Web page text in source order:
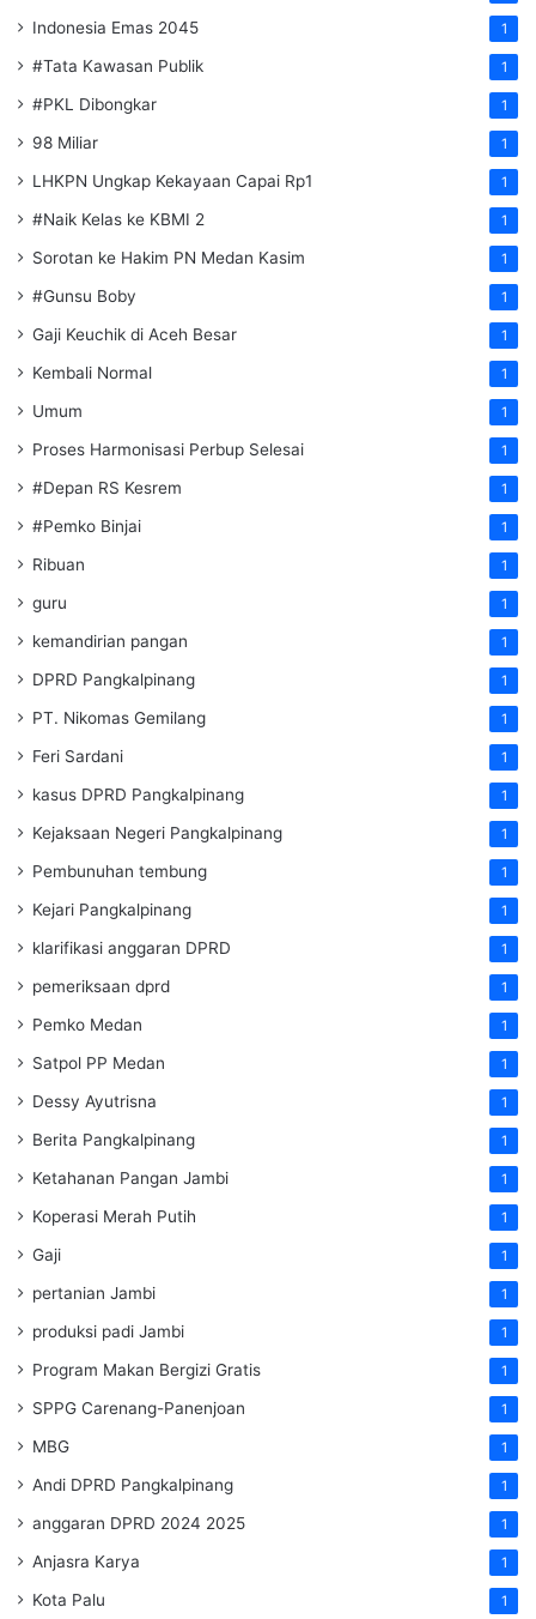
Indonesia Emas 2045 1
#Tata Kawasan Publik 1
#PKL Dibongkar 1
98 Miliar 1
LHKPN Ungkap Kekayaan Capai Rp1 1
#Naik Kelas ke KBMI 2 1
Sorotan ke Hakim PN Medan Kasim 1
#Gunsu Boby 1
Gaji Keuchik di Aceh Besar 1
Kembali Normal 1
Umum 1
Proses Harmonisasi Perbup Selesai 1
#Depan RS Kesrem 1
#Pemko Binjai 1
Ribuan 1
guru 1
kemandirian pangan 1
DPRD Pangkalpinang 1
PT. Nikomas Gemilang 1
Feri Sardani 1
kasus DPRD Pangkalpinang 1
Kejaksaan Negeri Pangkalpinang 1
Pembunuhan tembung 1
Kejari Pangkalpinang 1
klarifikasi anggaran DPRD 1
pemeriksaan dprd 1
Pemko Medan 1
Satpol PP Medan 1
Dessy Ayutrisna 1
Berita Pangkalpinang 1
Ketahanan Pangan Jambi 1
Koperasi Merah Putih 1
Gaji 1
pertanian Jambi 1
produksi padi Jambi 1
Program Makan Bergizi Gratis 1
SPPG Carenang-Panenjoan 1
MBG 1
Andi DPRD Pangkalpinang 1
anggaran DPRD 2024 2025 1
Anjasra Karya 1
Kota Palu 1